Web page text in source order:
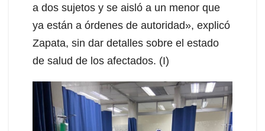
a dos sujetos y se aisló a un menor que
ya están a órdenes de autoridad», explicó
Zapata, sin dar detalles sobre el estado
de salud de los afectados. (I)